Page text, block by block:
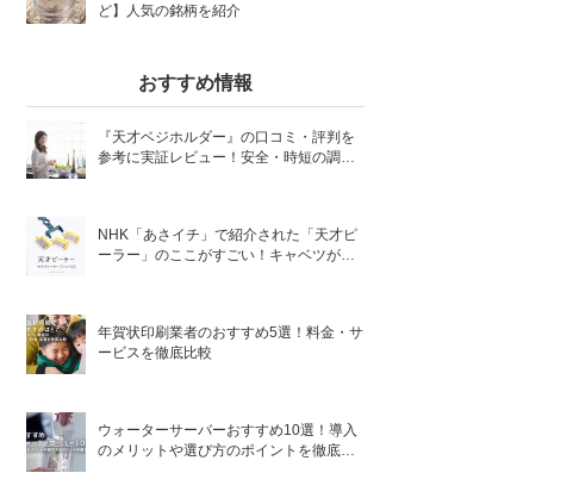
ど】人気の銘柄を紹介
おすすめ情報
『天才ベジホルダー』の口コミ・評判を
参考に実証レビュー！安全・時短の調理
NHK「あさイチ」で紹介された「天才ピ
ーラー」のここがすごい！キャベツがほ
年賀状印刷業者のおすすめ5選！料金・サ
ービスを徹底比較
ウォーターサーバーおすすめ10選！導入
のメリットや選び方のポイントを徹底解